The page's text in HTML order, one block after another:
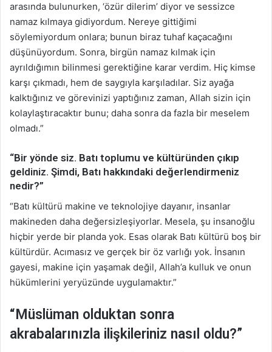
arasında bulunurken, ‘özür dilerim’ diyor ve sessizce
namaz kılmaya gidiyordum. Nereye gittiğimi
söylemiyordum onlara; bunun biraz tuhaf kaçacağını
düşünüyordum. Sonra, birgün namaz kılmak için
ayrıldığımın bilinmesi gerektiğine karar verdim. Hiç kimse
karşı çıkmadı, hem de saygıyla karşıladılar. Siz ayağa
kalktığınız ve görevinizi yaptığınız zaman, Allah sizin için
kolaylaştıracaktır bunu; daha sonra da fazla bir meselem
olmadı.”
“Bir yönde siz. Batı toplumu ve kültüründen çıkıp
geldiniz. Şimdi, Batı hakkındaki değerlendirmeniz
nedir?”
“Batı kültürü makine ve teknolojiye dayanır, insanlar
makineden daha değersizleşiyorlar. Mesela, şu insanoğlu
hiçbir yerde bir planda yok. Esas olarak Batı kültürü boş bir
kültürdür. Acımasız ve gerçek bir öz varlığı yok. İnsanın
gayesi, makine için yaşamak değil, Allah’a kulluk ve onun
hükümlerini yeryüzünde uygulamaktır.”
“Müslüman olduktan sonra
akrabalarınızla ilişkileriniz nasıl oldu?”